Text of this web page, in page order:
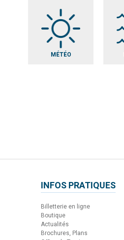
MÉTÉO
INFOS PRATIQUES
Billetterie en ligne
Boutique
Actualités
Brochures, Plans